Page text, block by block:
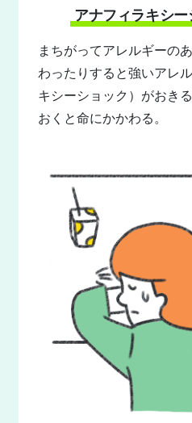
アナフィラキシー
まちがってアレルギーの
わったりすると強いアレ
キシーショック）がおき
おくと命にかかわる。